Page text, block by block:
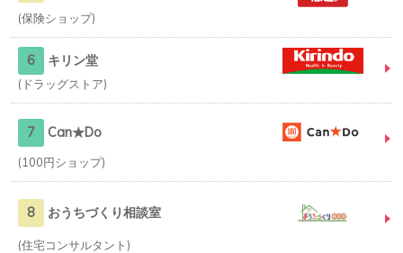
保険ショップ
6 キリン堂
ドラッグストア
7 Can★Do
100円ショップ
8 おうちづくり相談室
住宅コンサルタント